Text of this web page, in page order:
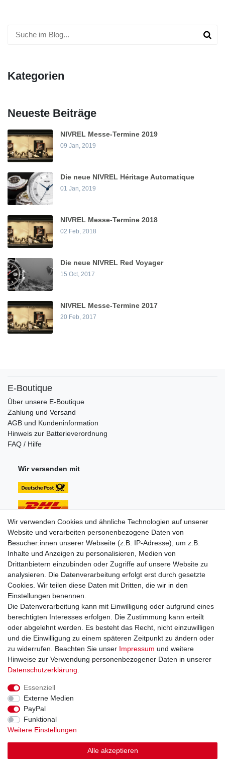
Kategorien
Neueste Beiträge
NIVREL Messe-Termine 2019
09 Jan, 2019
Die neue NIVREL Héritage Automatique
01 Jan, 2019
NIVREL Messe-Termine 2018
02 Feb, 2018
Die neue NIVREL Red Voyager
15 Oct, 2017
NIVREL Messe-Termine 2017
20 Feb, 2017
E-Boutique
Über unsere E-Boutique
Zahlung und Versand
AGB und Kundeninformation
Hinweis zur Batterieverordnung
FAQ / Hilfe
Wir versenden mit
Unsere Zahlungsarten:
Sie erreichen uns unter:
+49 (0)681 5846576
Montag bis Freitag
9.00 - 16.00 Uhr
Impressum
Widerrufs­recht
Wir verwenden Cookies und ähnliche Technologien auf unserer
Website und verarbeiten personenbezogene Daten von
Besucher:innen unserer Webseite (z.B. IP-Adresse), um z.B.
Inhalte und Anzeigen zu personalisieren, Medien von
Drittanbietern einzubinden oder Zugriffe auf unsere Website zu
analysieren. Die Datenverarbeitung erfolgt erst durch gesetzte
Cookies. Wir teilen diese Daten mit Dritten, die wir in den
Einstellungen benennen.
Die Datenverarbeitung kann mit Einwilligung oder aufgrund eines
berechtigten Interesses erfolgen. Die Zustimmung kann erteilt
oder abgelehnt werden. Es besteht das Recht, nicht einzuwilligen
und die Einwilligung zu einem späteren Zeitpunkt zu ändern oder
zu widerrufen. Beachten Sie unser Impressum und weitere
Hinweise zur Verwendung personenbezogener Daten in unserer
Daten­schutz­erklärung
Essenziell
Externe Medien
PayPal
Funktional
Weitere Einstellungen
Alle akzeptieren